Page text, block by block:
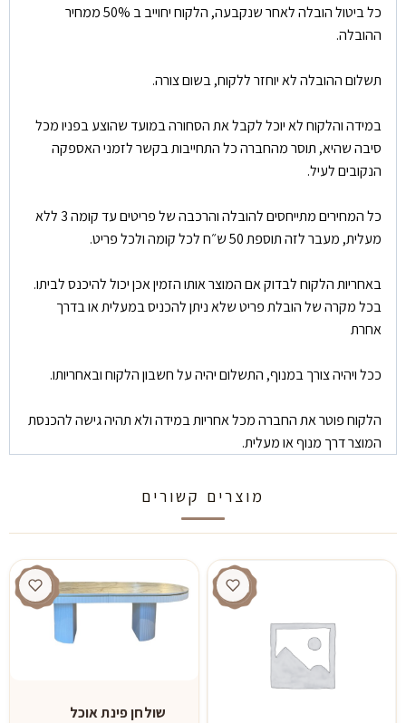
כל ביטול הובלה לאחר שנקבעה, הלקוח יחוייב ב 50% ממחיר
ההובלה.
תשלום ההובלה לא יוחזר ללקוח, בשום צורה.
במידה והלקוח לא יוכל לקבל את הסחורה במועד שהוצע בפניו מכל
סיבה שהיא, תוסר מהחברה כל התחייבות בקשר לזמני האספקה
הנקובים לעיל.
כל המחירים מתייחסים להובלה והרכבה של פריטים עד קומה 3 ללא
מעלית, מעבר לזה תוספת 50 ש״ח לכל קומה ולכל פריט.
באחריות הלקוח לבדוק אם המוצר אותו הזמין אכן יכול להיכנס לביתו.
בכל מקרה של הובלת פריט שלא ניתן להכניס במעלית או בדרך
אחרת
ככל ויהיה צורך במנוף, התשלום יהיה על חשבון הלקוח ובאחריותו.
הלקוח פוטר את החברה מכל אחריות במידה ולא תהיה גישה להכנסת
המוצר דרך מנוף או מעלית.
מוצרים קשורים
שולחן פינת אוכל